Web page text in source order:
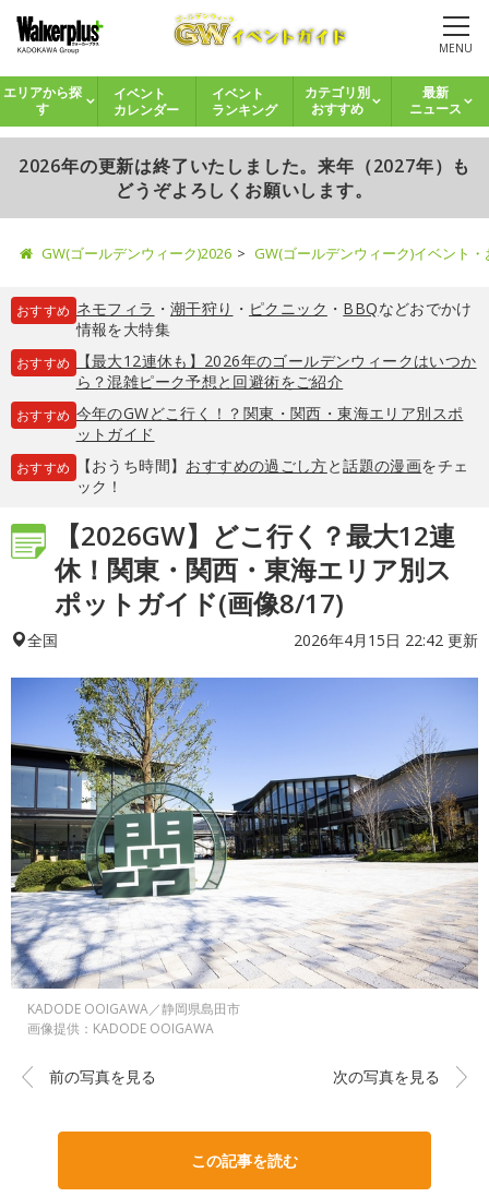
MENU
エリアから探
す
イベント
カレンダー
イベント
ランキング
カテゴリ別
おすすめ
最新
ニュース
2026年の更新は終了いたしました。来年（2027年）も
どうぞよろしくお願いします。
GW(ゴールデンウィーク)2026 GW(ゴールデンウィーク)イベント
おすすめ ネモフィラ ・ 潮干狩り ・ ピクニック ・ BBQなどおでかけ
情報を大特集
おすすめ
【最大12連休も】2026年のゴールデンウィークはいつか
ら？混雑ピーク予想と回避術をご紹介
おすすめ 今年のGWどこ行く！？関東・関西・東海エリア別スポ
ットガイド
おすすめ 【おうち時間】 おすすめの過ごし方と話題の漫画をチェ
ック！
【2026GW】どこ行く？最大12連
休！関東・関西・東海エリア別ス
ポットガイド(画像8/17)
全国 2026年4月15日 22:42 更新
KADODE OOIGAWA／静岡県島田市
画像提供：KADODE OOIGAWA
前の写真を見る 次の写真を見る
この記事を読む